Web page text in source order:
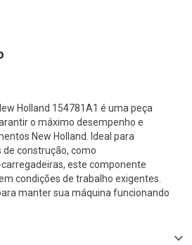
Holland 154781A1 é uma peça
o máximo desempenho e
New Holland. Ideal para
construção, como
este componente
condições de trabalho exigentes.
manter sua máquina funcionando